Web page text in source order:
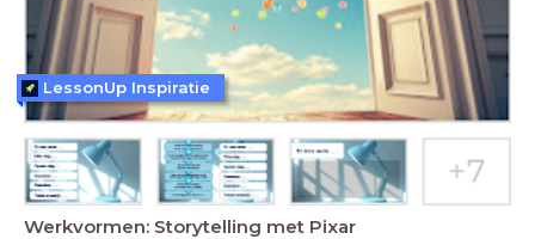
Werkvormen: Storytelling met Pixar
LessonUp Inspiratie